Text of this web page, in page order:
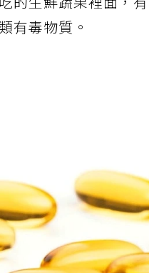
的生鮮蔬果裡面，
有毒物質。